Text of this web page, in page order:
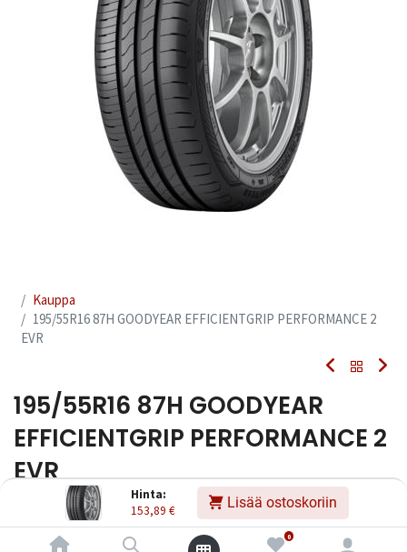
Hinta:
153,89 € Lisää ostoskoriin
0
Kauppa
195/55R16 87H GOODYEAR EFFICIENTGRIP PERFORMANCE 2
EVR
195/55R16 87H GOODYEAR
EFFICIENTGRIP PERFORMANCE 2
EVR
5452000681881 Tuotekoodi: 255703
153,89€ Sisältää ALV:n/ kpl